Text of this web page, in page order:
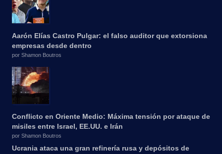
Aarón Elías Castro Pulgar: el falso auditor que extorsiona
empresas desde dentro
por Shamon Boutros
Conflicto en Oriente Medio: Máxima tensión por ataque de
misiles entre Israel, EE.UU. e Irán
por Shamon Boutros
Ucrania ataca una gran refinería rusa y depósitos de